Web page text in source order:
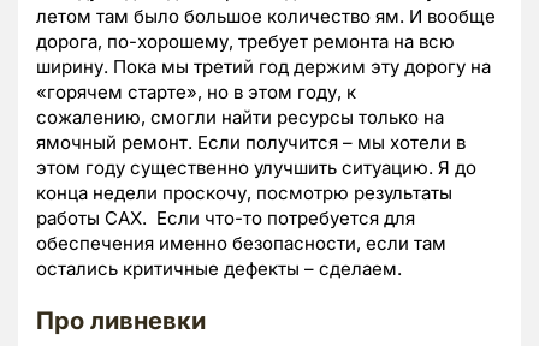
летом там было большое количество ям. И вообще
дорога, по-хорошему, требует ремонта на всю
ширину. Пока мы третий год держим эту дорогу на
«горячем старте», но в этом году, к
сожалению, смогли найти ресурсы только на
ямочный ремонт. Если получится – мы хотели в
этом году существенно улучшить ситуацию. Я до
конца недели проскочу, посмотрю результаты
работы САХ. Если что-то потребуется для
обеспечения именно безопасности, если там
остались критичные дефекты – сделаем.
Про ливневки